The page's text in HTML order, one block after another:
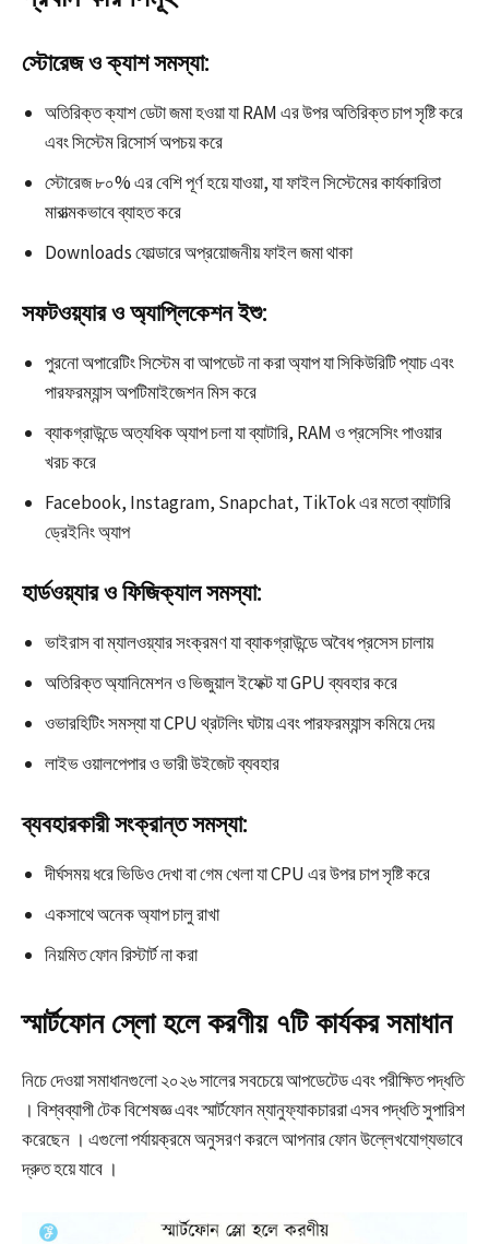
স্টোরেজ ও ক্যাশ সমস্যা:
অতিরিক্ত ক্যাশ ডেটা জমা হওয়া যা RAM এর উপর অতিরিক্ত চাপ সৃষ্টি করে
এবং সিস্টেম রিসোর্স অপচয় করে​
স্টোরেজ ৮০% এর বেশি পূর্ণ হয়ে যাওয়া, যা ফাইল সিস্টেমের কার্যকারিতা
মারাত্মকভাবে ব্যাহত করে​
Downloads ফোল্ডারে অপ্রয়োজনীয় ফাইল জমা থাকা​
সফটওয়্যার ও অ্যাপ্লিকেশন ইশু:
পুরনো অপারেটিং সিস্টেম বা আপডেট না করা অ্যাপ যা সিকিউরিটি প্যাচ এবং
পারফরম্যান্স অপটিমাইজেশন মিস করে​
ব্যাকগ্রাউন্ডে অত্যধিক অ্যাপ চলা যা ব্যাটারি, RAM ও প্রসেসিং পাওয়ার
খরচ করে​
Facebook, Instagram, Snapchat, TikTok এর মতো ব্যাটারি
ড্রেইনিং অ্যাপ​
হার্ডওয়্যার ও ফিজিক্যাল সমস্যা:
ভাইরাস বা ম্যালওয়্যার সংক্রমণ যা ব্যাকগ্রাউন্ডে অবৈধ প্রসেস চালায়​
অতিরিক্ত অ্যানিমেশন ও ভিজুয়াল ইফেক্ট যা GPU ব্যবহার করে​
ওভারহিটিং সমস্যা যা CPU থ্রটলিং ঘটায় এবং পারফরম্যান্স কমিয়ে দেয়​
লাইভ ওয়ালপেপার ও ভারী উইজেট ব্যবহার​
ব্যবহারকারী সংক্রান্ত সমস্যা:
দীর্ঘসময় ধরে ভিডিও দেখা বা গেম খেলা যা CPU এর উপর চাপ সৃষ্টি করে​
একসাথে অনেক অ্যাপ চালু রাখা​
নিয়মিত ফোন রিস্টার্ট না করা​
স্মার্টফোন স্লো হলে করণীয় ৭টি কার্যকর সমাধান
নিচে দেওয়া সমাধানগুলো ২০২৬ সালের সবচেয়ে আপডেটেড এবং পরীক্ষিত পদ্ধতি
। বিশ্বব্যাপী টেক বিশেষজ্ঞ এবং স্মার্টফোন ম্যানুফ্যাকচাররা এসব পদ্ধতি সুপারিশ
করেছেন । এগুলো পর্যায়ক্রমে অনুসরণ করলে আপনার ফোন উল্লেখযোগ্যভাবে
দ্রুত হয়ে যাবে ।​